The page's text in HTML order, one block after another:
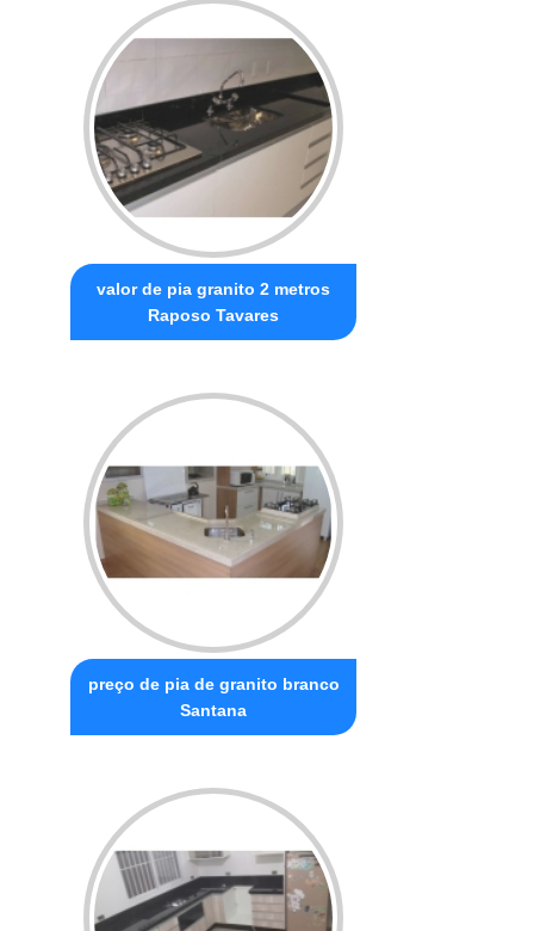
valor de pia granito 2 metros
Raposo Tavares
preço de pia de granito branco
Santana